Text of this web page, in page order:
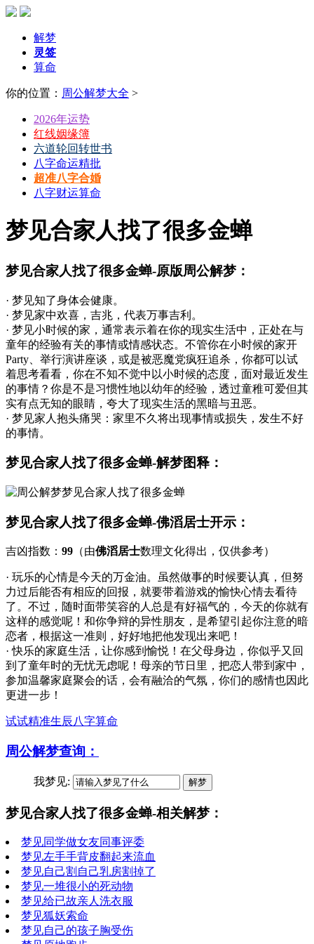
解梦
灵签
算命
你的位置： 周公解梦大全 >
2026年运势
红线姻缘簿
六道轮回转世书
八字命运精批
超准八字合婚
八字财运算命
梦见合家人找了很多金蝉
梦见合家人找了很多金蝉-原版周公解梦：
· 梦见知了身体会健康。
· 梦见家中欢喜，吉兆，代表万事吉利。
· 梦见小时候的家，通常表示着在你的现实生活中，正处在与
童年的经验有关的事情或情感状态。不管你在小时候的家开
Party、举行演讲座谈，或是被恶魔党疯狂追杀，你都可以试
着思考看看，你在不知不觉中以小时候的态度，面对最近发生
的事情？你是不是习惯性地以幼年的经验，透过童稚可爱但其
实有点无知的眼睛，夸大了现实生活的黑暗与丑恶。
· 梦见家人抱头痛哭：家里不久将出现事情或损失，发生不好
的事情。
梦见合家人找了很多金蝉-解梦图释：
梦见合家人找了很多金蝉-佛滔居士开示：
吉凶指数： 99 （由佛滔居士数理文化得出，仅供参考）
· 玩乐的心情是今天的万金油。虽然做事的时候要认真，但努
力过后能否有相应的回报，就要带着游戏的愉快心情去看待
了。不过，随时面带笑容的人总是有好福气的，今天的你就有
这样的感觉呢！和你争辩的异性朋友，是希望引起你注意的暗
恋者，根据这一准则，好好地把他发现出来吧！
· 快乐的家庭生活，让你感到愉悦！在父母身边，你似乎又回
到了童年时的无忧无虑呢！母亲的节日里，把恋人带到家中，
参加温馨家庭聚会的话，会有融洽的气氛，你们的感情也因此
更进一步！
试试精准生辰八字算命
周公解梦查询：
我梦见:
梦见合家人找了很多金蝉-相关解梦：
梦见同学做女友同事评委
梦见左手手背皮翻起来流血
梦见自己割自己乳房割掉了
梦见一堆很小的死动物
梦见给已故亲人洗衣服
梦见狐妖索命
梦见自己的孩子胸受伤